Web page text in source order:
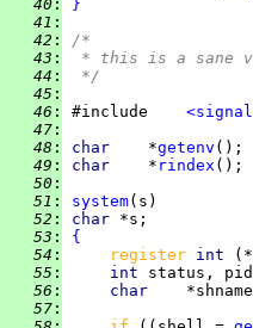
  40
:
}
  41
:
  42
:
/*
  43
:
* this is a sane
  44
:
*/
  45
:
  46
: #include
  47
:
  48
: char *getenv
  49
: char * rindex
  50
:
  51
: system
  52
: char
  53
:
{
  54
: register int
  55
:
int
  56
:
char
  57
: